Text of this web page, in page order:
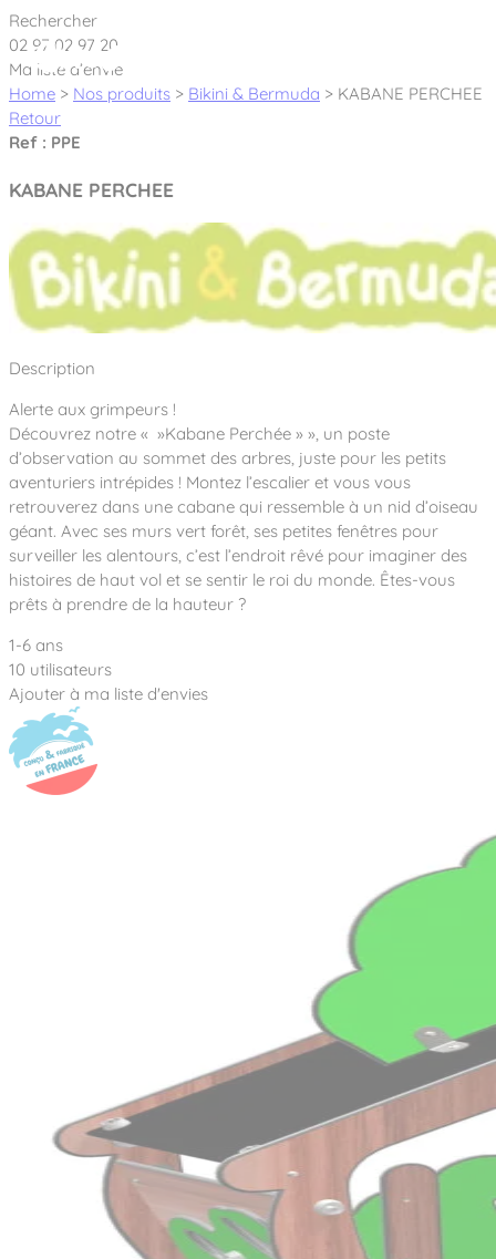
Cookies management panel
Créateur et fabricant d’aires de jeux &
Nos dernières actualités
À propos
Nos engagements
Notre partenariat avec l’association Rêves de clown
Nos Garanties
Notre concept
Notre entreprise
Notre équipe
Nous rejoindre
Aires de jeux Bikini & Bermuda®
Tous nos jeux
Jeux inclusifs
Jeux recyclés
Nos univers
Sport & Fitness Sport&Co®
Agrès fitness
Parcours de santé
Stadium Arena
Street workout
Surfpark
Équipements sportifs
Mobilier & accessoires
Mobilier urbain
Accessoires ludiques
Nos clients
Collectivités
Architectes, Paysagistes-concepteurs
Camping et résidences de vacances
Notre expertise
Des aires intergénérationnelles de
Des aires de jeux pour tous les enfants
L’éco-conception de nos jeux
La végétalisation des cours d’école
Nos matériaux
Réalisations
Contact
Les questions fréquentes
Rechercher
02 97 02 97 20
Ma liste d’envie
Home > Nos produits > Bikini & Bermuda > KABANE PERCHEE
Retour
Ref : PPE
KABANE PERCHEE
Description
Alerte aux grimpeurs !
Découvrez notre « »Kabane Perchée » », un poste
d’observation au sommet des arbres, juste pour les petits
aventuriers intrépides ! Montez l’escalier et vous vous
retrouverez dans une cabane qui ressemble à un nid d’oiseau
géant. Avec ses murs vert forêt, ses petites fenêtres pour
surveiller les alentours, c’est l’endroit rêvé pour imaginer des
histoires de haut vol et se sentir le roi du monde. Êtes-vous
prêts à prendre de la hauteur ?
1-6 ans
10 utilisateurs
Ajouter à ma liste d'envies